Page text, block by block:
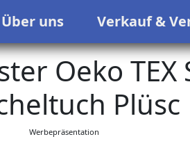
Über uns Verkauf &
Oeko TEX
Plüsc
Werbepräsentation